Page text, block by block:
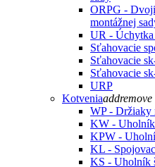
ORPG -
montážnej
UR -
Sťahovacie
Sťahovacie
Sťahovacie
URP
Kotveniaaddremove
WP - Držiaky
KW -
KPW -
KL -
KS - Uholník